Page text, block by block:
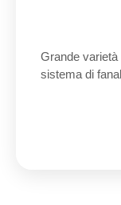
Grande varietà
sistema di